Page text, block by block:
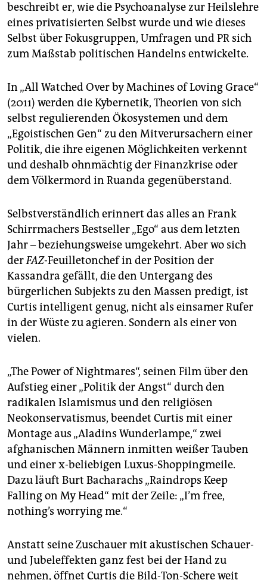
beschreibt er, wie die Psychoanalyse zur Heilslehre
eines privatisierten Selbst wurde und wie dieses
Selbst über Fokusgruppen, Umfragen und PR sich
zum Maßstab politischen Handelns entwickelte.
In „All Watched Over by Machines of Loving Grace“
(2011) werden die Kybernetik, Theorien von sich
selbst regulierenden Ökosystemen und dem
„Egoistischen Gen“ zu den Mitverursachern einer
Politik, die ihre eigenen Möglichkeiten verkennt
und deshalb ohnmächtig der Finanzkrise oder
dem Völkermord in Ruanda gegenüberstand.
Selbstverständlich erinnert das alles an Frank
Schirrmachers Bestseller „Ego“ aus dem letzten
Jahr – beziehungsweise umgekehrt. Aber wo sich
derFAZ-Feuilletonchef in der Position der
Kassandra gefällt, die den Untergang des
bürgerlichen Subjekts zu den Massen predigt, ist
Curtis intelligent genug, nicht als einsamer Rufer
in der Wüste zu agieren. Sondern als einer von
vielen.
„The Power of Nightmares“, seinen Film über den
Aufstieg einer „Politik der Angst“ durch den
radikalen Islamismus und den religiösen
Neokonservatismus, beendet Curtis mit einer
Montage aus „Aladins Wunderlampe,“ zwei
afghanischen Männern inmitten weißer Tauben
und einer x-beliebigen Luxus-Shoppingmeile.
Dazu läuft Burt Bacharachs „Raindrops Keep
Falling on My Head“ mit der Zeile: „I’m free,
nothing’s worrying me.“
Anstatt seine Zuschauer mit akustischen Schauer-
und Jubeleffekten ganz fest bei der Hand zu
nehmen, öffnet Curtis die Bild-Ton-Schere weit